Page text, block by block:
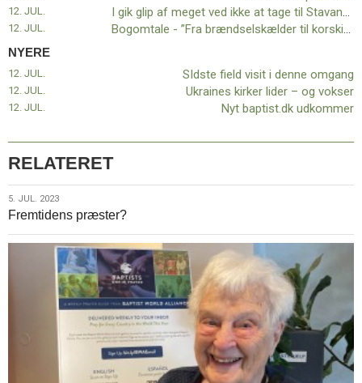
14.0:
Mission
15.0:
Om
BaptistKirken
16.0:
Kontakt
Næste
indlæg:
field
visit
denne
omgangForrige
Fremtidens
12. JUL. I gik glip af meget ved ikke at tage til Stavanger
12. JUL. Bogomtale - ”Fra brændselskælder til korskirke”
NYERE
SIdste field visit i denne omgang
12. JUL.
Ukraines kirker lider – og vokser
12. JUL.
Nyt baptist.dk udkommer
12. JUL.
RELATERET
5.
jul.
2023
5. JUL. 2023
Fremtidens præster?